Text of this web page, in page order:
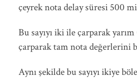
çeyrek nota delay süresi 500
Bu sayıyı iki ile çarparak
çarparak tam nota değerlerini
Aynı şekilde bu sayıyı ikiye